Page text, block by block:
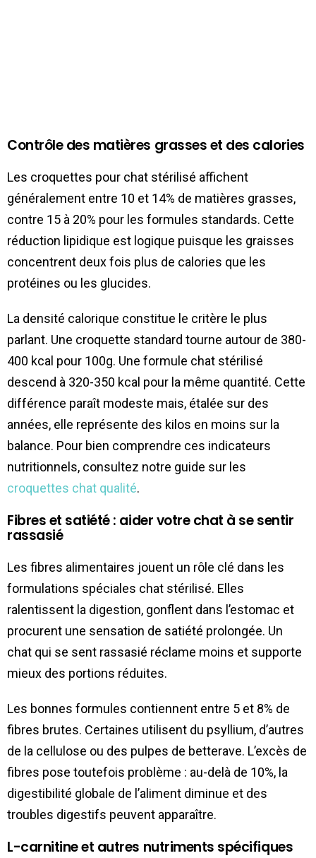
Contrôle des matières grasses et des calories
Les croquettes pour chat stérilisé affichent
généralement entre 10 et 14% de matières grasses,
contre 15 à 20% pour les formules standards. Cette
réduction lipidique est logique puisque les graisses
concentrent deux fois plus de calories que les
protéines ou les glucides.
La densité calorique constitue le critère le plus
parlant. Une croquette standard tourne autour de 380-
400 kcal pour 100g. Une formule chat stérilisé
descend à 320-350 kcal pour la même quantité. Cette
différence paraît modeste mais, étalée sur des
années, elle représente des kilos en moins sur la
balance. Pour bien comprendre ces indicateurs
nutritionnels, consultez notre guide sur les
croquettes chat qualité.
Fibres et satiété : aider votre chat à se sentir
rassasié
Les fibres alimentaires jouent un rôle clé dans les
formulations spéciales chat stérilisé. Elles
ralentissent la digestion, gonflent dans l’estomac et
procurent une sensation de satiété prolongée. Un
chat qui se sent rassasié réclame moins et supporte
mieux des portions réduites.
Les bonnes formules contiennent entre 5 et 8% de
fibres brutes. Certaines utilisent du psyllium, d’autres
de la cellulose ou des pulpes de betterave. L’excès de
fibres pose toutefois problème : au-delà de 10%, la
digestibilité globale de l’aliment diminue et des
troubles digestifs peuvent apparaître.
L-carnitine et autres nutriments spécifiques